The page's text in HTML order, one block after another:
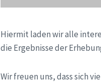
Hiermit laden wir alle
die Ergebnisse der
Wir freuen uns, dass sich